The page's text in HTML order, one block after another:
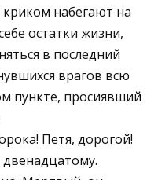
набегают на
остатки жизни,
в последний
врагов всю
пункте, просиявший
Петя, дорогой!